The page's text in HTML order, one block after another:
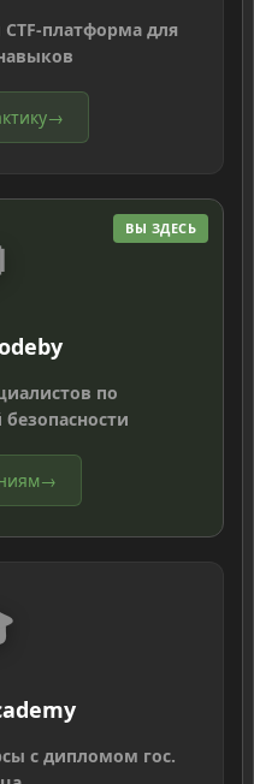
платформа для
→
ВЫ ЗДЕСЬ
по
→
с дипломом гос.